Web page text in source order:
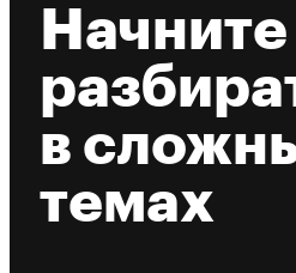
Начните
в
темах